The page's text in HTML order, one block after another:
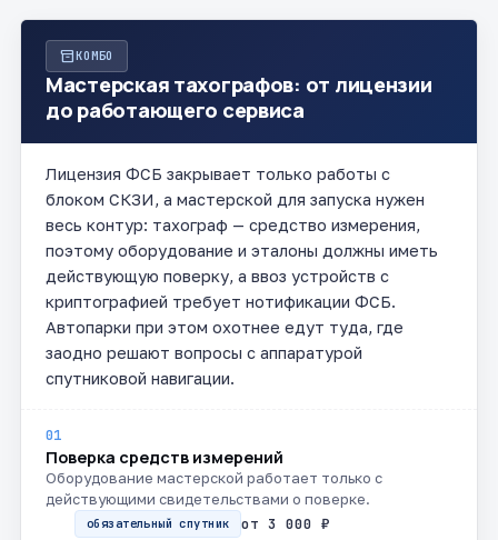
inventory_2КОМБО
Мастерская тахографов: от лицензии
до работающего сервиса
Лицензия ФСБ закрывает только работы с
блоком СКЗИ, а мастерской для запуска нужен
весь контур: тахограф — средство измерения,
поэтому оборудование и эталоны должны иметь
действующую поверку, а ввоз устройств с
криптографией требует нотификации ФСБ.
Автопарки при этом охотнее едут туда, где
заодно решают вопросы с аппаратурой
спутниковой навигации.
01
Поверка средств измерений
Оборудование мастерской работает только с
действующими свидетельствами о поверке.
обязательный спутник от 3 000 ₽